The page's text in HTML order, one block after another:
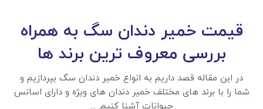
قیمت خمیر دندان سگ به همراه
بررسی معروف ترین برند ها
در این مقاله قصد داریم به انواع خمیر دندان سگ بپردازیم و
شما را با برند های مختلف خمیر دندان های ویژه و دارای اسانس
حیوانات آشنا کنیم. ...